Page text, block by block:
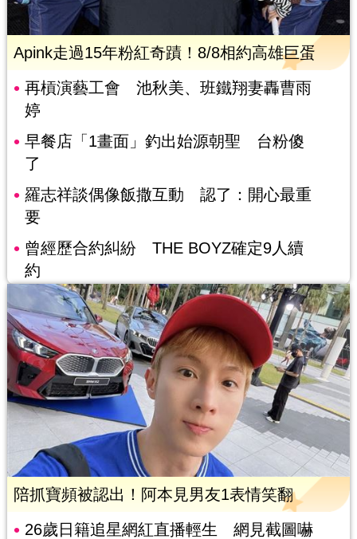
Apink走過15年粉紅奇蹟！8/8相約高雄巨蛋
再槓演藝工會 池秋美、班鐵翔妻轟曹雨
婷
早餐店「1畫面」釣出始源朝聖 台粉傻
了
羅志祥談偶像飯撒互動 認了：開心最重
要
曾經歷合約糾紛 THE BOYZ確定9人續
約
陪抓寶頻被認出！阿本見男友1表情笑翻
26歲日籍追星網紅直播輕生 網見截圖嚇